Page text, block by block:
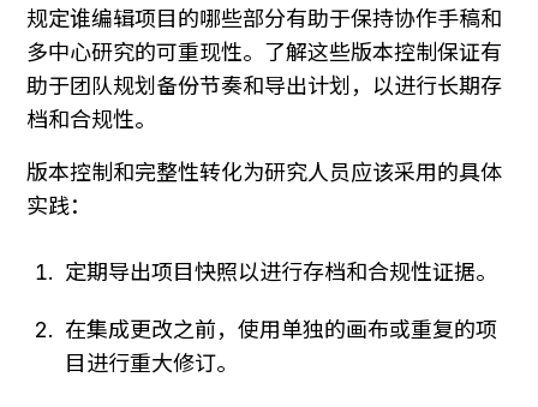
规定谁编辑项目的哪些部分有助于保持协作手稿和
多中心研究的可重现性。了解这些版本控制保证有
助于团队规划备份节奏和导出计划，以进行长期存
档和合规性。
版本控制和完整性转化为研究人员应该采用的具体
实践：
定期导出项目快照以进行存档和合规性证据。
在集成更改之前，使用单独的画布或重复的项
目进行重大修订。